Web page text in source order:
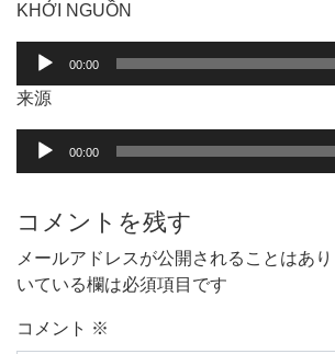
KHỞI NGUỒN
プ
レ
00:00
来源
レ
00:00
コメントを残す
メールアドレスが公開されることはあり
いている欄は必須項目です
コメント ※